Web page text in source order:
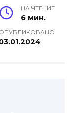
НА ЧТЕНИЕ
6 мин.
ОПУБЛИКОВАНО
03.01.2024